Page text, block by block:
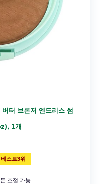
터 브론저 엔드리스 썸
1개
스트3위
조절 가능